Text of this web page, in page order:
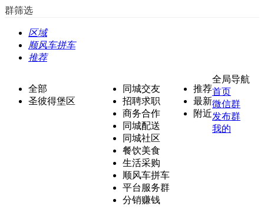
群筛选
区域
顺风车拼车
推荐
全部
圣彼得堡区
同城交友
招聘求职
商务合作
同城配送
同城社区
餐饮美食
生活采购
顺风车拼车
平台服务群
分销赚钱
推荐
最新
附近
全局导航
首页
微信群
发布群
我的